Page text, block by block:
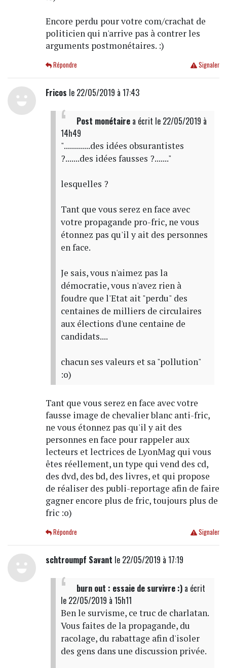
Encore perdu pour votre com/crachat de
politicien qui n'arrive pas à contrer les
arguments postmonétaires. :)
Signaler
Répondre
Fricos le 22/05/2019 à 17:43
Post monétairea écrit le 22/05/2019 à
14h49
".............des idées obsurantistes
?.......des idées fausses ?......."
lesquelles ?
Tant que vous serez en face avec
votre propagande pro-fric, ne vous
étonnez pas qu'il y ait des personnes
en face.
Je sais, vous n'aimez pas la
démocratie, vous n'avez rien à
foudre que l'Etat ait "perdu" des
centaines de milliers de circulaires
aux élections d'une centaine de
candidats....
chacun ses valeurs et sa "pollution"
:o)
Tant que vous serez en face avec votre
fausse image de chevalier blanc anti-fric,
ne vous étonnez pas qu'il y ait des
personnes en face pour rappeler aux
lecteurs et lectrices de LyonMag qui vous
êtes réellement, un type qui vend des cd,
des dvd, des bd, des livres, et qui propose
de réaliser des publi-reportage afin de faire
gagner encore plus de fric, toujours plus de
fric :o)
Signaler
Répondre
schtroumpf Savant le 22/05/2019 à 17:19
burn out : essaie de survivre :)a écrit
le 22/05/2019 à 15h11
Ben le survisme, ce truc de charlatan.
Vous faites de la propagande, du
racolage, du rabattage afin d'isoler
des gens dans une discussion privée.